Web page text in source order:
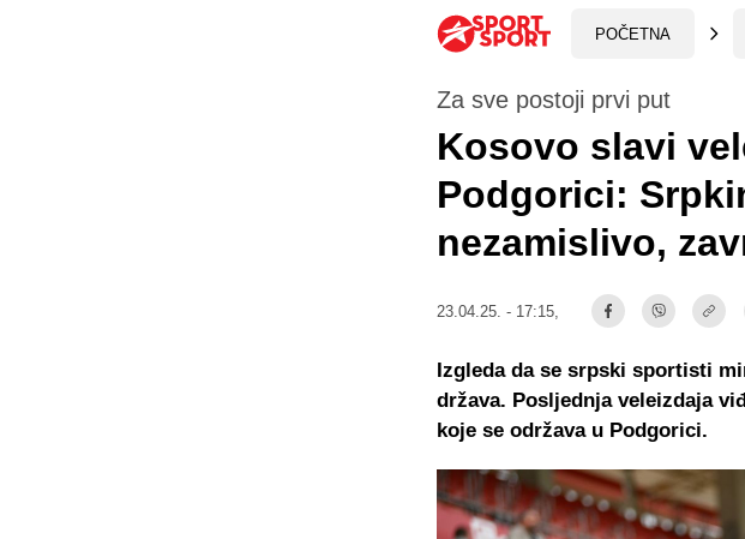
POČETNA
Za sve postoji prvi put
Kosovo slavi
Podgorici:
nezamislivo,
23.04.25. - 17:15,
Izgleda da se srpski sportisti
država. Posljednja veleizdaja
koje se održava u Podgorici.